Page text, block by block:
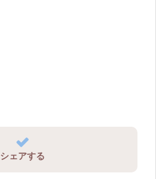
シェアする